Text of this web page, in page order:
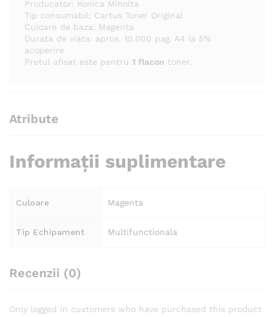
Producator: Konica Minolta
Tip consumabil: Cartus Toner Original
Culoare de baza: Magenta
Durata de viata: aprox. 10.000 pag. A4 la 5%
acoperire
Pretul afisat este pentru 1 flacon toner.
Atribute
Informații suplimentare
Culoare Magenta
Tip Echipament Multifunctionala
Recenzii (0)
Only logged in customers who have purchased this product